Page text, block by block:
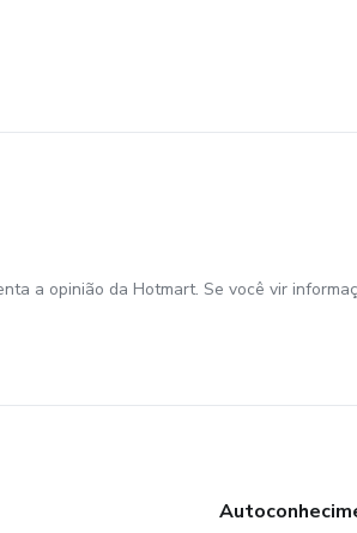
a opinião da Hotmart. Se você vir